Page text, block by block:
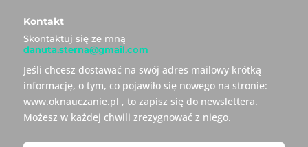
Kontakt
Skontaktuj się ze mną
danuta.sterna@gmail.com
Jeśli chcesz dostawać na swój adres mailowy krótką
informację, o tym, co pojawiło się nowego na stronie:
www.oknauczanie.pl , to zapisz się do newslettera.
Możesz w każdej chwili zrezygnować z niego.